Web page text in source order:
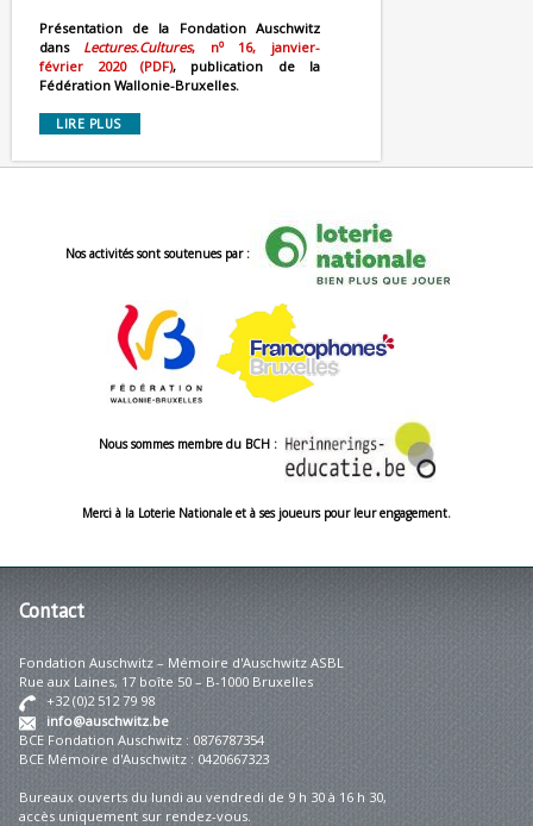
Présentation de la Fondation Auschwitz
dans Lectures.Cultures, no16, janvier-
février 2020 (PDF), publication de la
Fédération Wallonie-Bruxelles.
LIRE PLUS
Nos activités sont soutenues par :
Nous sommes membre du BCH :
Merci à la Loterie Nationale et à ses joueurs pour leur engagement.
Contact
Fondation Auschwitz – Mémoire d'Auschwitz ASBL
Rue aux Laines, 17 boîte 50 – B-1000 Bruxelles
+32 (0)2 512 79 98
info@auschwitz.be
BCE Fondation Auschwitz : 0876787354
BCE Mémoire d'Auschwitz : 0420667323
Bureaux ouverts du lundi au vendredi de 9 h 30 à 16 h 30,
accès uniquement sur rendez-vous.